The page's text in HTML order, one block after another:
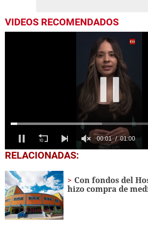
VIDEOS RECOMENDADOS
0
seconds
minute,
0
RELACIONADAS:
Con fondos del
hizo compra de